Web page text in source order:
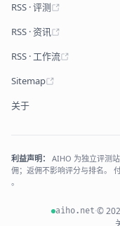
RSS · 评测
RSS · 资讯
RSS · 工作流
Sitemap
关于
利益声明：
AIHO 为独立评测
佣；返佣不影响评分与排名。
。
aiho.net·©